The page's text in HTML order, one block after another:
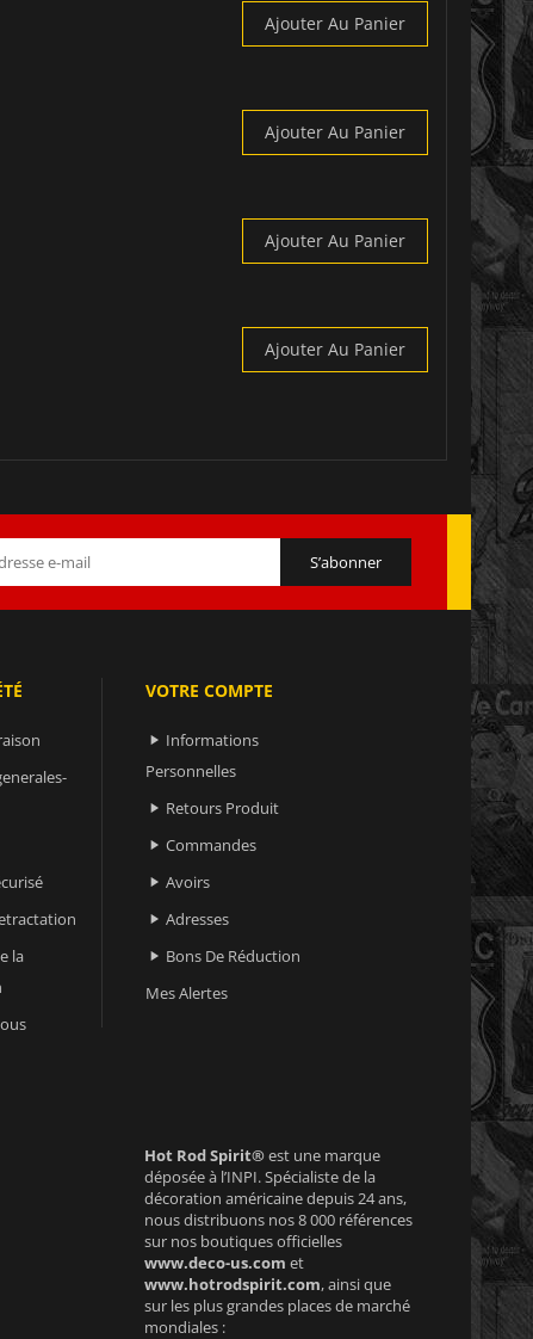
Ajouter Au Panier
Ajouter Au Panier
Ajouter Au Panier
Ajouter Au Panier
la
VOTRE COMPTE
 Informations
Personnelles
 Retours Produit
 Commandes
 Avoirs
 Adresses
 Bons De Réduction
Mes Alertes
Hot Rod Spirit®est une marque
déposée à l’INPI. Spécialiste de la
décoration américaine depuis 24 ans,
nous distribuons nos 8 000 références
sur nos boutiques officielles
www.deco-us.com et
www.hotrodspirit.com, ainsi que
sur les plus grandes places de marché
mondiales :